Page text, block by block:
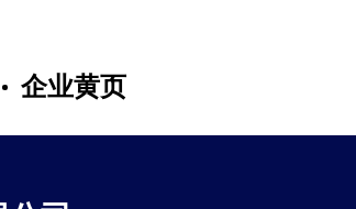
企业黄页